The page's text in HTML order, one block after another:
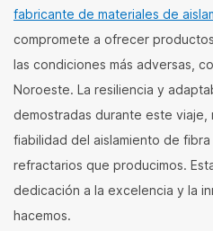
fabricante de materiales de
compromete a ofrecer
las condiciones más adversas,
Noroeste. La resiliencia y
demostradas durante este
fiabilidad del aislamiento de
refractarios que producimos.
dedicación a la excelencia y la
hacemos.